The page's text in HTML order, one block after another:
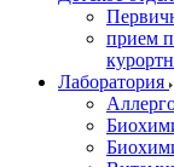
прием
Лаборатория